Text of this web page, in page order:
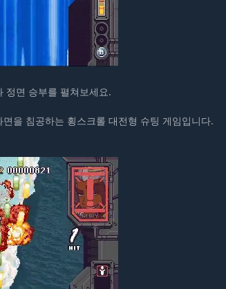
정면 승부를 펼쳐보세요.
을 침공하는 횡스크롤 대전형 슈팅 게임입니다.